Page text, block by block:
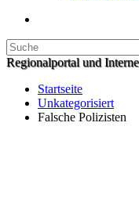
Regionalportal und
Startseite
Unkategorisiert
Falsche Polizisten